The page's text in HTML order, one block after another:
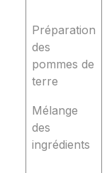
Préparation
des
pommes de
terre
Mélange
des
ingrédients